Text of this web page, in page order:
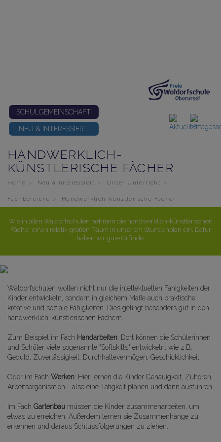
SCHULGEMEINSCHAFT
NEU & INTERESSIERT
HANDWERKLICH-
KÜNSTLERISCHE FÄCHER
Home Neu & interessiert Unser Unterricht
Fachbereiche Handwerklich-künstlerische Fächer
Wie in allen Waldorfschulen nehmen die handwerklich-künstlerischen
Fächer einen relativ großen Raum in unserem Stundenplan ein. Dafür
haben wir gute Gründe.
Waldorfschulen wollen nicht nur die intellektuellen Fähigkeiten der
Kinder entwickeln, sondern in gleichem Maße auch praktische,
kreative und soziale Fähigkeiten. Dies gelingt besonders gut in den
handwerklich-künstlerischen Fächern.
Zum Beispiel im Fach Handarbeiten: Dort können die Schülerinnen
und Schüler viele sogenannte "Softskills" entwickeln, wie z.B.
Geduld, Zuverlässigkeit, Durchhaltevermögen, Geschicklichkeit.
Oder im Fach Werken: Hier lernen die Kinder Genauigkeit, Zuhören,
Arbeitsorganisation - also eine Tätigkeit planen und dann ausführen.
Im Fach Gartenbau müssen die Kinder zusammenarbeiten, um
etwas zu erreichen. Außerdem lernen sie Zusammenhänge zu
erkennen und daraus Schlussfolgerungen zu ziehen.